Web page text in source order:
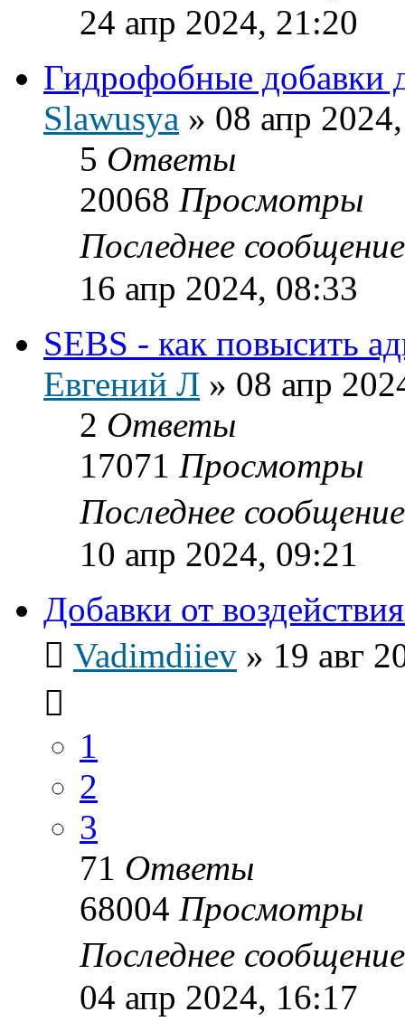
24 апр 2024, 21:20
Гидрофобные добавки
Slawusya » 08 апр
5 Ответы
20068 Просмотры
Последнее
16 апр 2024, 08:33
SEBS - как повысить
Евгений Л » 08 апр
2 Ответы
17071 Просмотры
Последнее
10 апр 2024, 09:21
Добавки от
Vadimdiiev » 19 авг
1
2
3
71 Ответы
68004 Просмотры
Последнее
04 апр 2024, 16:17